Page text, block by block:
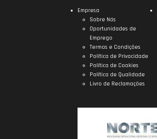
Empresa
Sobre Nós
Oportunidades de
Emprego
Termos e Condições
Política de Privacidade
Política de Cookies
Política de Qualidade
Livro de Reclamações